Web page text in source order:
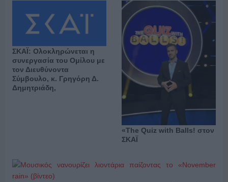
ΣΚΑΪ: Ολοκληρώνεται η
συνεργασία του Ομίλου με
τον Διευθύνοντα
Σύμβουλο, κ. Γρηγόρη Δ.
Δημητριάδη,
«The Quiz with Balls! στον
ΣΚΑΪ